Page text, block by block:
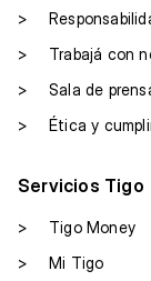
>
>
Trabajá con
>
Sala de
>
Ética y
Servicios Tigo
>
Tigo Money
>
Mi Tigo